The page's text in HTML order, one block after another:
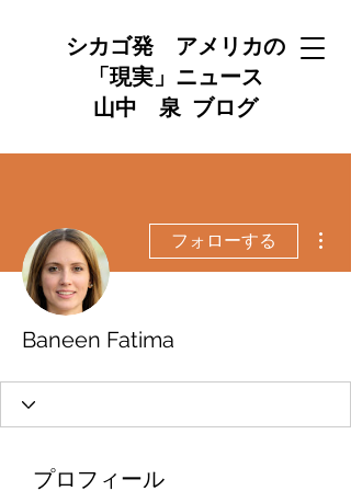
シカゴ発 アメリカの
「現実」ニュース
山中 泉 ブログ
フォローする
Baneen Fatima
プロフィール